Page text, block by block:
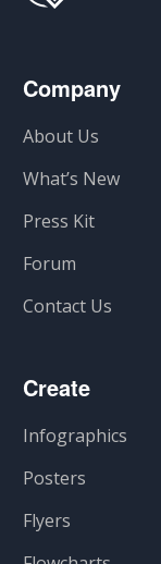
Company
About Us
What’s New
Press Kit
Forum
Contact Us
Create
Infographics
Posters
Flyers